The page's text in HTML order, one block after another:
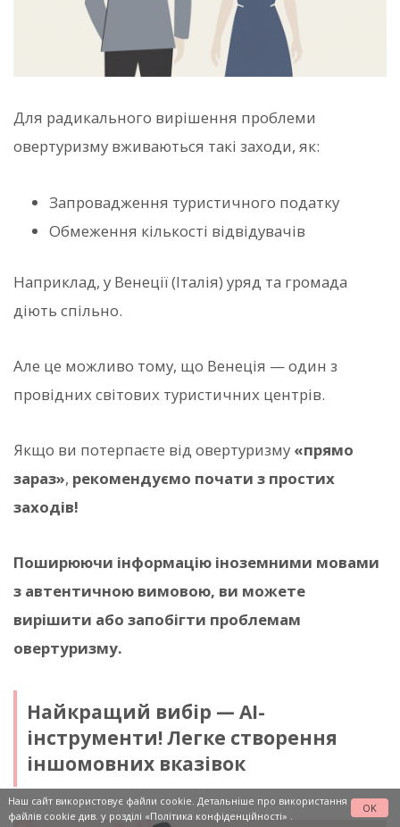
Для радикального вирішення проблеми
овертуризму вживаються такі заходи, як:
Запровадження туристичного податку
Обмеження кількості відвідувачів
Наприклад, у Венеції (Італія) уряд та громада
діють спільно.
Але це можливо тому, що Венеція — один з
провідних світових туристичних центрів.
Якщо ви потерпаєте від овертуризму «прямо
зараз», рекомендуємо почати з простих
заходів!
Поширюючи інформацію іноземними мовами
з автентичною вимовою, ви можете
вирішити або запобігти проблемам
овертуризму.
Найкращий вибір — AI-
інструменти! Легке створення
іншомовних вказівок
Наш сайт використовує файли cookie. Детальніше про використання
файлів cookie див. у розділі «Політика конфіденційності»
OK